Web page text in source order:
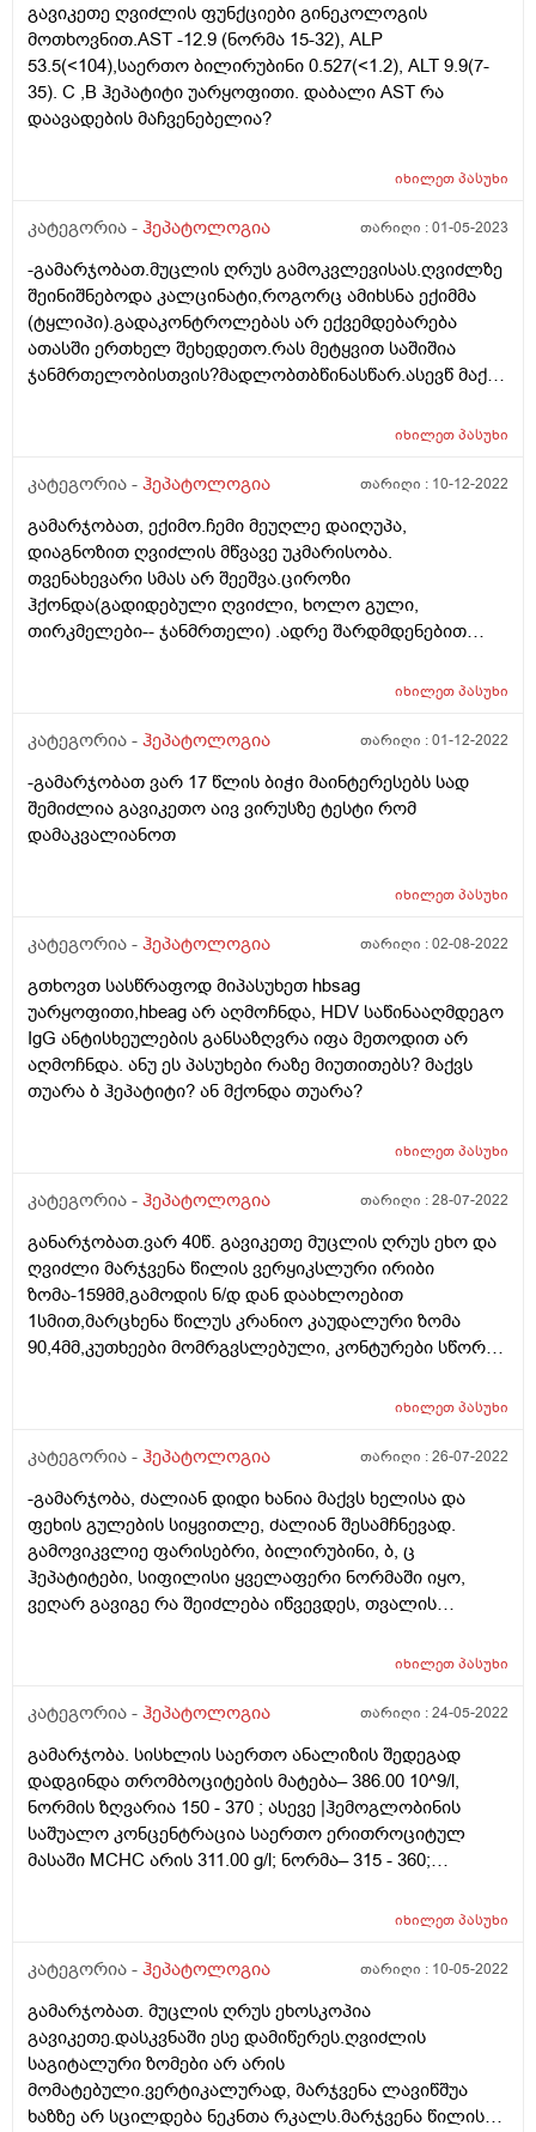
სისხლის საერთო ანალიზშიც ყველაფერი წესრიგშია.
მხოლოდ ერითროციტებია ოდნავ დაბალი 4.48 n4.5-5.9
მარჯვენა ფერდქვეშა არეში, ხანდახან თითქოს
უსიამოვნო შეგრძნებასავით მაქვს... რომელიც
მენჯისკენ გადაეცამა თითქოს. რამდენად
დავასრულე კურსი, მქონდა გასტრიტი, და წყლულები).
გავიკეთე ღვიძლის ფუნქციები გინეკოლოგის
მოთხოვნით.AST -12.9 (ნორმა 15-32), ALP
53.5(<104),საერთო ბილირუბინი 0.527(<1.2), ALT 9.9(7-
35). C ,B ჰეპატიტი უარყოფითი. დაბალი AST რა
დაავადების მაჩვენებელია?
იხილეთპასუხი
კატეგორია - ჰეპატოლოგია თარიღი :01-05-2023
-გამარჯობათ.მუცლის ღრუს გამოკვლევისას.ღვიძლზე
შეინიშნებოდა კალცინატი,როგორც ამიხსნა ექიმმა
(ტყლიპი).გადაკონტროლებას არ ექვემდებარება
ათასში ერთხელ შეხედეთო.რას მეტყვით საშიშია
ჯანმრთელობისთვის?მადლობთბწინასწარ.ასევწ მაქვს
ღვიძლი(სტეანოზი)არცწეველი ვარ და არც
მოყვარული ვარ მხოლოდ.მდედრობითი 32წლის.
იხილეთპასუხი
კატეგორია - ჰეპატოლოგია თარიღი : 10-12-2022
გამარჯობათ, ექიმო.ჩემი მეუღლე დაიღუპა,
დიაგნოზით ღვიძლის მწვავე უკმარისობა.
თვენახევარი სმას არ შეეშვა.ციროზი
ჰქონდა(გადიდებული ღვიძლი, ხოლო გული,
თირკმელები-- ჯანმრთელი) .ადრე შარდმდენებით
თერაპიის დასაწყისში მუცელს თავიდან არ ეტყობოდა
მიღება 1-2 დღის დაწყებული ჰქონდა.
ვიყავი, რომ მულმა სასწრაფოთი გადაიყვანა
კლინიკაში. ადრე სხვა კლინიკის ქირურგმა (სიხლდენა
ჰქონდა მაშინ) ასციტური სითხე არ ამოუღო, საჭირო
მე 100 ფორმას ვკითხულობ. --ჯერ კვლევები ჩაუტარეს.
მაჩვენებელი...მერე სუნთქვაში უშლის ხელსო და
სითხე ამოუღეს(16ლ). ზაზას რენიმაციაში თვენახევრის
მანძილზე ბილირუბინის მაღალი დონე ჰქონდა(100-
200). კომაში ჩავარდა და დაიღუპა. 100ფორმაში წერია
სითხის ამოღებას გართულება არ მოჰყვაო, ვფიქრობ
ცრუობს ქირურგი, მაშინ 1 თვე წნევას მხოლოდ
მედიკამენტებით რატომ ურეგულირებდნენ,
დაგეღუპებათო, ე.ი. ოპერციისას დაეწია წნევა,
ექიმო, გთხოვთ, მიპასუხოთ, თქვენ რა
გადაწყვეტილებას მიიღებდით ჩემი ქმრისნაირი
პაციენტი რომ მიგეღოთ.
იხილეთპასუხი
კატეგორია - ჰეპატოლოგია თარიღი :01-12-2022
-გამარჯობათ ვარ 17 წლის ბიჭი მაინტერესებს სად
შემიძლია გავიკეთო აივ ვირუსზე ტესტი რომ
დამაკვალიანოთ
იხილეთპასუხი
კატეგორია - ჰეპატოლოგია თარიღი :02-08-2022
გთხოვთ სასწრაფოდ მიპასუხეთ hbsag
უარყოფითი,hbeag არ აღმოჩნდა, HDV საწინააღმდეგო
IgG ანტისხეულების განსაზღვრა იფა მეთოდით არ
აღმოჩნდა. ანუ ეს პასუხები რაზე მიუთითებს? მაქვს
თუარა ბ ჰეპატიტი? ან მქონდა თუარა?
იხილეთპასუხი
კატეგორია - ჰეპატოლოგია თარიღი :28-07-2022
განარჯობათ.ვარ 40წ. გავიკეთე მუცლის ღრუს ეხო და
ღვიძლი მარჯვენა წილის ვერყიკსლური ირიბი
ზომა-159მმ,გამოდის ნ/დ დან დაახლოებით
1სმით,მარცხენა წილუს კრანიო კაუდალური ზომა
90,4მმ,კუთხეები მომრგვსლებული, კონტურები სწორი.
ექოგენობა არათანაბარი კეტოვზნო დახიანებები არ
მივდივარ ექიმთან. მითხრეს გადიდებულიაო და
იხილეთპასუხი
კატეგორია - ჰეპატოლოგია თარიღი :26-07-2022
-გამარჯობა, ძალიან დიდი ხანია მაქვს ხელისა და
ფეხის გულების სიყვითლე, ძალიან შესამჩნევად.
გამოვიკვლიე ფარისებრი, ბილირუბინი, ბ, ც
ჰეპატიტები, სიფილისი ყველაფერი ნორმაში იყო,
ვეღარ გავიგე რა შეიძლება იწვევდეს, თვალის
იხილეთპასუხი
კატეგორია - ჰეპატოლოგია თარიღი :24-05-2022
გამარჯობა. სისხლის საერთო ანალიზის შედეგად
დადგინდა თრომბოციტების მატება– 386.00 10^9/l,
ნორმის ზღვარია 150 - 370 ; ასევე |ჰემოგლობინის
საშუალო კონცენტრაცია საერთო ერითროციტულ
მასაში MCHC არის 311.00 g/l; ნორმა– 315 - 360;
ეოზინოფილები EO– % 0.40 , ნორმაა – 0.5 - 5%; რაზე
თრომბოციტების მომატების მიზეზი რომ მითხრათ;
იხილეთპასუხი
კატეგორია - ჰეპატოლოგია თარიღი : 10-05-2022
გამარჯობათ. მუცლის ღრუს ეხოსკოპია
გავიკეთე.დასკვნაში ესე დამიწერეს.ღვიძლის
საგიტალური ზომები არ არის
მომატებული.ვერტიკალურად, მარჯვენა ლავიწშუა
ხაზზე არ სცილდება ნეკნთა რკალს.მარჯვენა წილის